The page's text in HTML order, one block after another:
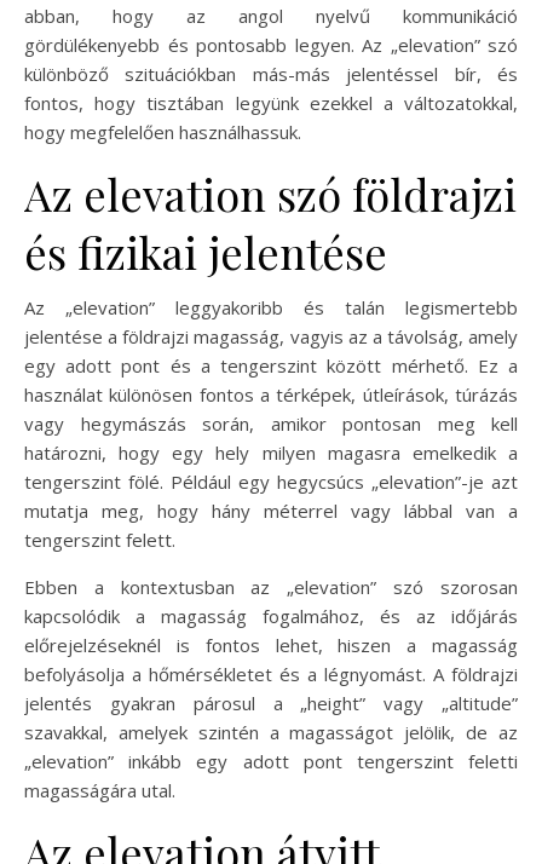
abban, hogy az angol nyelvű kommunikáció
gördülékenyebb és pontosabb legyen. Az „elevation” szó
különböző szituációkban más-más jelentéssel bír, és
fontos, hogy tisztában legyünk ezekkel a változatokkal,
hogy megfelelően használhassuk.
Az elevation szó földrajzi
és fizikai jelentése
Az „elevation” leggyakoribb és talán legismertebb
jelentése a földrajzi magasság, vagyis az a távolság, amely
egy adott pont és a tengerszint között mérhető. Ez a
használat különösen fontos a térképek, útleírások, túrázás
vagy hegymászás során, amikor pontosan meg kell
határozni, hogy egy hely milyen magasra emelkedik a
tengerszint fölé. Például egy hegycsúcs „elevation”-je azt
mutatja meg, hogy hány méterrel vagy lábbal van a
tengerszint felett.
Ebben a kontextusban az „elevation” szó szorosan
kapcsolódik a magasság fogalmához, és az időjárás
előrejelzéseknél is fontos lehet, hiszen a magasság
befolyásolja a hőmérsékletet és a légnyomást. A földrajzi
jelentés gyakran párosul a „height” vagy „altitude”
szavakkal, amelyek szintén a magasságot jelölik, de az
„elevation” inkább egy adott pont tengerszint feletti
magasságára utal.
Az elevation átvitt